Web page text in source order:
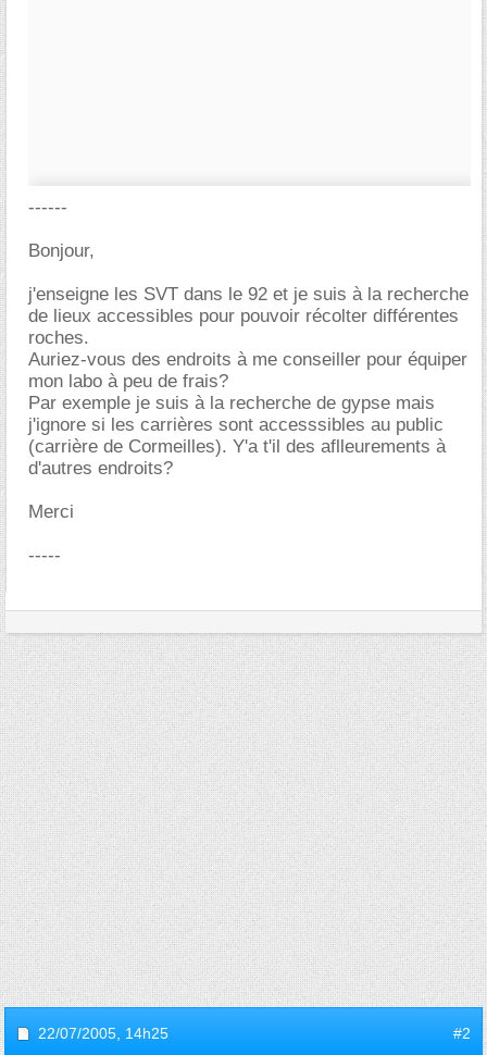
------
Bonjour,
j'enseigne les SVT dans le 92 et je suis à la recherche
de lieux accessibles pour pouvoir récolter différentes
roches.
Auriez-vous des endroits à me conseiller pour équiper
mon labo à peu de frais?
Par exemple je suis à la recherche de gypse mais
j'ignore si les carrières sont accesssibles au public
(carrière de Cormeilles). Y'a t'il des aflleurements à
d'autres endroits?
Merci
-----
22/07/2005, 14h25 #2